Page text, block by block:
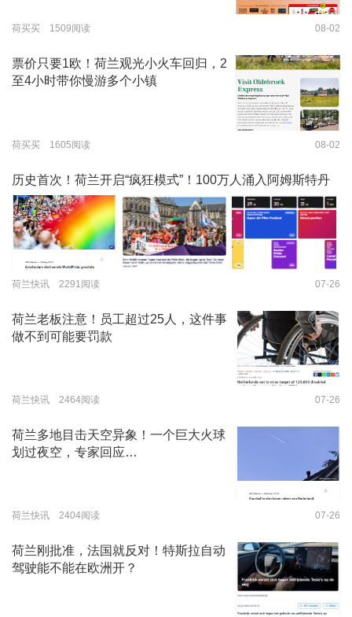
荷买买 1509阅读 08-02
票价只要1欧！荷兰观光小火车回归，2
至4小时带你慢游多个小镇
荷买买 1605阅读 08-02
历史首次！荷兰开启“疯狂模式”！100万人涌入阿姆斯特丹
荷兰快讯 2291阅读 07-26
荷兰老板注意！员工超过25人，这件事
做不到可能要罚款
荷兰快讯 2464阅读 07-26
荷兰多地目击天空异象！一个巨大火球
划过夜空，专家回应…
荷兰快讯 2404阅读 07-26
荷兰刚批准，法国就反对！特斯拉自动
驾驶能不能在欧洲开？